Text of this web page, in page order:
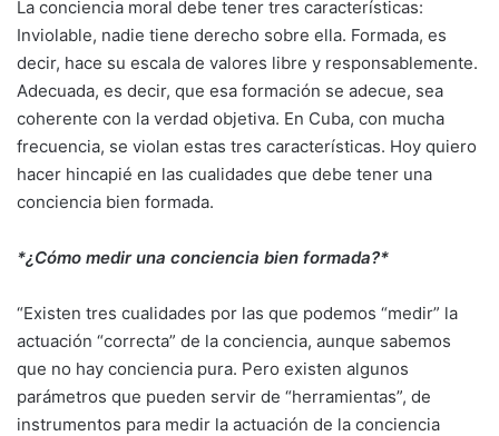
La conciencia moral debe tener tres características:
Inviolable, nadie tiene derecho sobre ella. Formada, es
decir, hace su escala de valores libre y responsablemente.
Adecuada, es decir, que esa formación se adecue, sea
coherente con la verdad objetiva. En Cuba, con mucha
frecuencia, se violan estas tres características. Hoy quiero
hacer hincapié en las cualidades que debe tener una
conciencia bien formada.
*¿Cómo medir una conciencia bien formada?*
“Existen tres cualidades por las que podemos “medir” la
actuación “correcta” de la conciencia, aunque sabemos
que no hay conciencia pura. Pero existen algunos
parámetros que pueden servir de “herramientas”, de
instrumentos para medir la actuación de la conciencia